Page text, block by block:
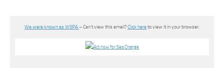
We were known as WSPA– Can’t view this email?Click hereto view it in your browser.